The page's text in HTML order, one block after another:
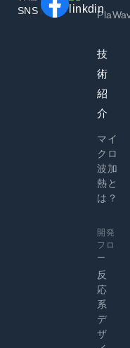
SNS
技
術
紹
介
マイ
クロ
波加
熱と
は？
開発
フロ
ー
反
応
系
デ
ザ